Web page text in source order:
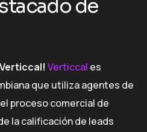
de
Verticcal!Verticcal es
que utiliza agentes de
proceso comercial de
la calificación de leads